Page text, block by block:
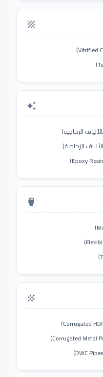
texture
auto_awesome
settings_input_hdmi
grain